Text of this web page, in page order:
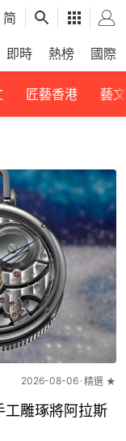
简
即時 熱榜 國際
匠藝香港 藝
2026-08-06 精選 ★
工雕琢將阿拉斯